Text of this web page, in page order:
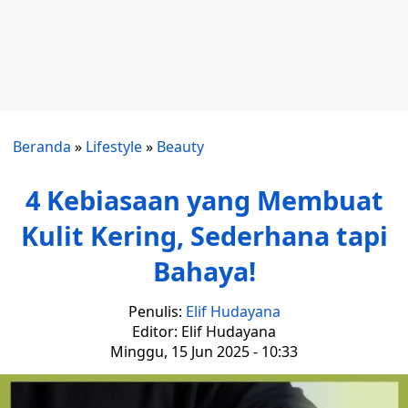
Beranda » Lifestyle» Beauty
4 Kebiasaan yang Membuat
Kulit Kering, Sederhana tapi
Bahaya!
Penulis: Elif Hudayana
Editor: Elif Hudayana
Minggu, 15 Jun 2025 - 10:33